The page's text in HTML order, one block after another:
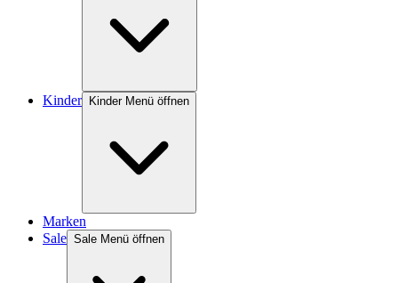
Kinder Kinder Menü öffnen
Marken
Sale Sale Menü öffnen